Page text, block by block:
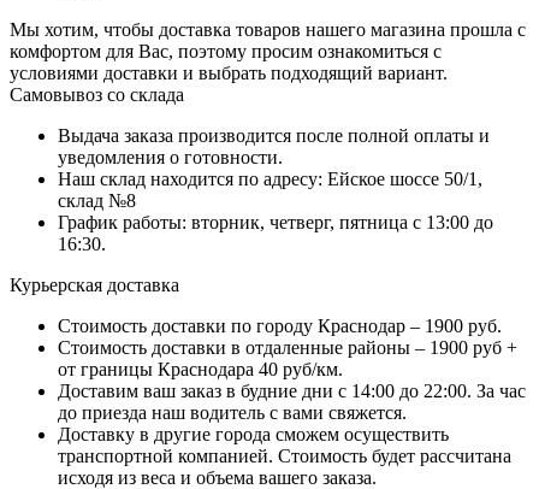
Мы хотим, чтобы доставка товаров нашего магазина прошла с
комфортом для Вас, поэтому просим ознакомиться с
условиями доставки и выбрать подходящий вариант.
Самовывоз со склада
Выдача заказа производится после полной оплаты и
уведомления о готовности.
Наш склад находится по адресу: Ейское шоссе 50/1,
склад №8
График работы: вторник, четверг, пятница с 13:00 до
16:30.
Курьерская доставка
Стоимость доставки по городу Краснодар – 1900 руб.
Стоимость доставки в отдаленные районы – 1900 руб +
от границы Краснодара 40 руб/км.
Доставим ваш заказ в будние дни с 14:00 до 22:00. За час
до приезда наш водитель с вами свяжется.
Доставку в другие города сможем осуществить
транспортной компанией. Стоимость будет рассчитана
исходя из веса и объема вашего заказа.